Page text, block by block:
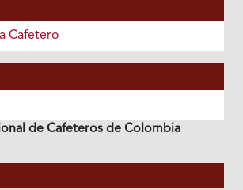
Cafetero
de Cafeteros de Colombia